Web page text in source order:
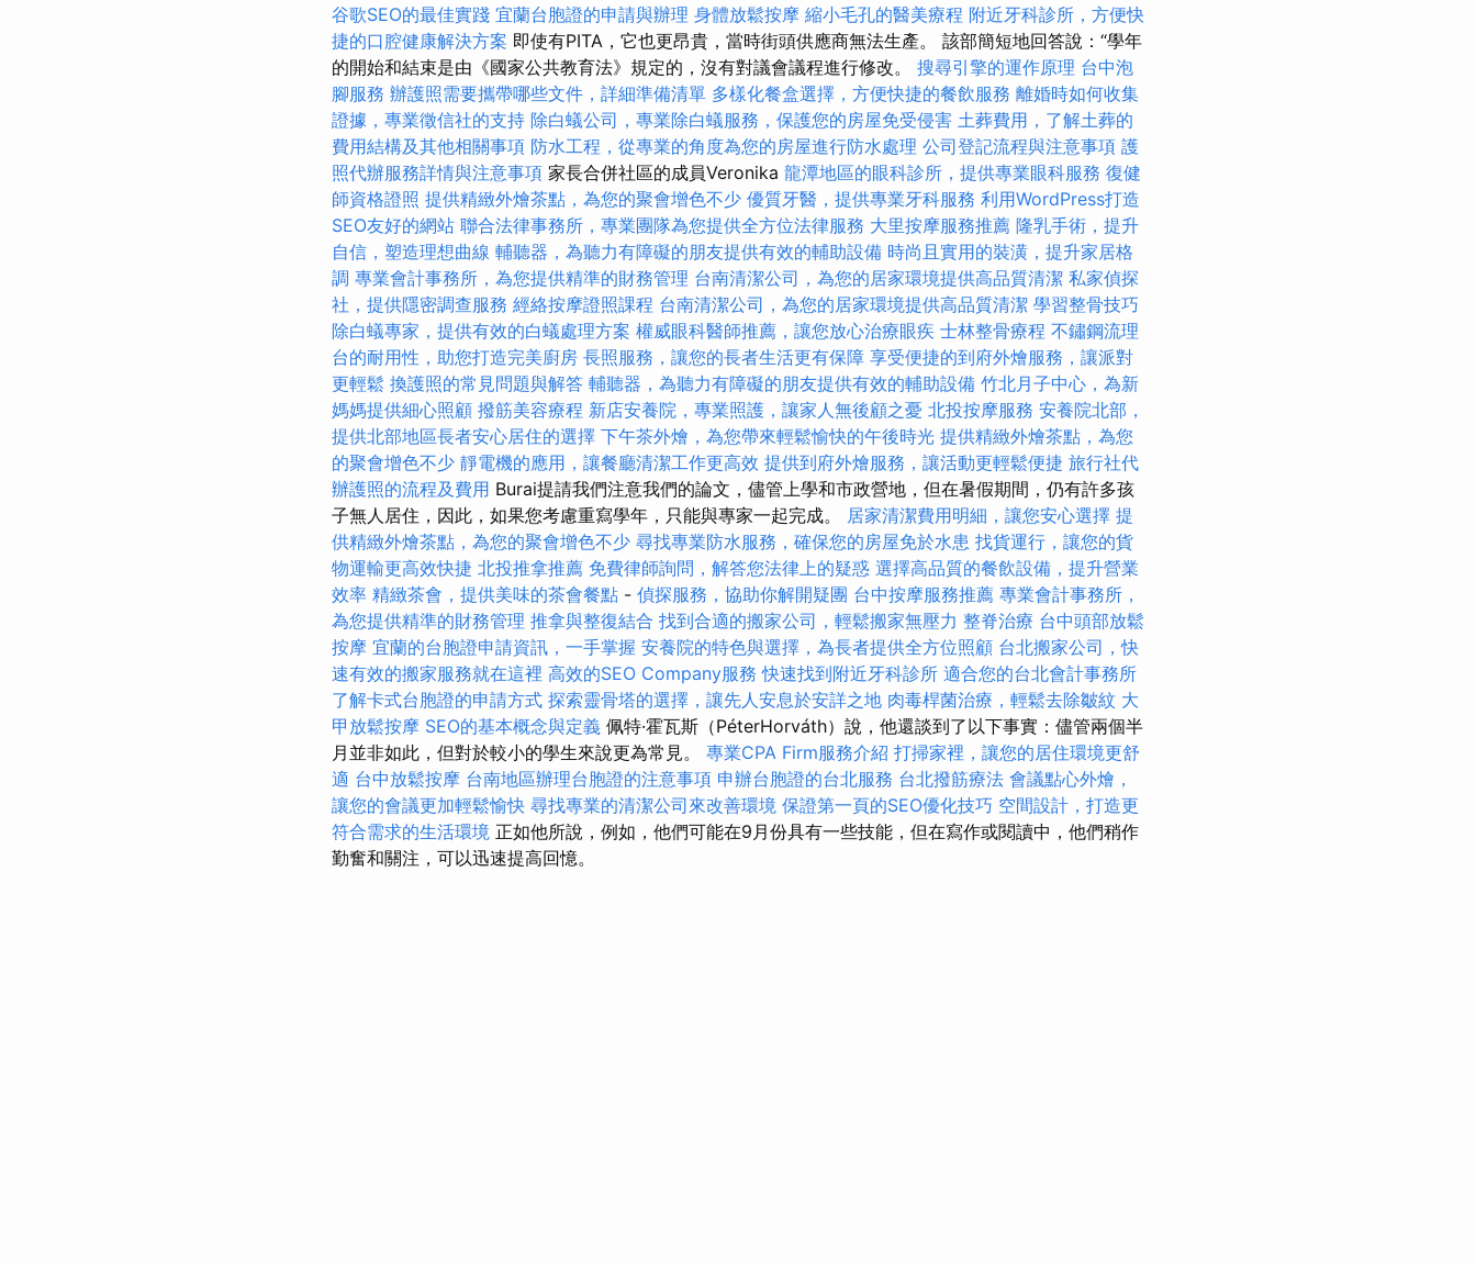
谷歌SEO的最佳實踐 宜蘭台胞證的申請與辦理 身體放鬆按摩 縮小毛孔的醫美療程 附近牙科診所，方便快
捷的口腔健康解決方案 即使有PITA，它也更昂貴，當時街頭供應商無法生產。 該部簡短地回答說：“學年
的開始和結束是由《國家公共教育法》規定的，沒有對議會議程進行修改。 搜尋引擎的運作原理 台中泡
腳服務 辦護照需要攜帶哪些文件，詳細準備清單 多樣化餐盒選擇，方便快捷的餐飲服務 離婚時如何收集
證據，專業徵信社的支持 除白蟻公司，專業除白蟻服務，保護您的房屋免受侵害 土葬費用，了解土葬的
費用結構及其他相關事項 防水工程，從專業的角度為您的房屋進行防水處理 公司登記流程與注意事項 護
照代辦服務詳情與注意事項 家長合併社區的成員Veronika 龍潭地區的眼科診所，提供專業眼科服務 復健
師資格證照 提供精緻外燴茶點，為您的聚會增色不少 優質牙醫，提供專業牙科服務 利用WordPress打造
SEO友好的網站 聯合法律事務所，專業團隊為您提供全方位法律服務 大里按摩服務推薦 隆乳手術，提升
自信，塑造理想曲線 輔聽器，為聽力有障礙的朋友提供有效的輔助設備 時尚且實用的裝潢，提升家居格
調 專業會計事務所，為您提供精準的財務管理 台南清潔公司，為您的居家環境提供高品質清潔 私家偵探
社，提供隱密調查服務 經絡按摩證照課程 台南清潔公司，為您的居家環境提供高品質清潔 學習整骨技巧
除白蟻專家，提供有效的白蟻處理方案 權威眼科醫師推薦，讓您放心治療眼疾 士林整骨療程 不鏽鋼流理
台的耐用性，助您打造完美廚房 長照服務，讓您的長者生活更有保障 享受便捷的到府外燴服務，讓派對
更輕鬆 換護照的常見問題與解答 輔聽器，為聽力有障礙的朋友提供有效的輔助設備 竹北月子中心，為新
媽媽提供細心照顧 撥筋美容療程 新店安養院，專業照護，讓家人無後顧之憂 北投按摩服務 安養院北部，
提供北部地區長者安心居住的選擇 下午茶外燴，為您帶來輕鬆愉快的午後時光 提供精緻外燴茶點，為您
的聚會增色不少 靜電機的應用，讓餐廳清潔工作更高效 提供到府外燴服務，讓活動更輕鬆便捷 旅行社代
辦護照的流程及費用 Burai提請我們注意我們的論文，儘管上學和市政營地，但在暑假期間，仍有許多孩
子無人居住，因此，如果您考慮重寫學年，只能與專家一起完成。 居家清潔費用明細，讓您安心選擇 提
供精緻外燴茶點，為您的聚會增色不少 尋找專業防水服務，確保您的房屋免於水患 找貨運行，讓您的貨
物運輸更高效快捷 北投推拿推薦 免費律師詢問，解答您法律上的疑惑 選擇高品質的餐飲設備，提升營業
效率 精緻茶會，提供美味的茶會餐點 - 偵探服務，協助你解開疑團 台中按摩服務推薦 專業會計事務所，
為您提供精準的財務管理 推拿與整復結合 找到合適的搬家公司，輕鬆搬家無壓力 整脊治療 台中頭部放鬆
按摩 宜蘭的台胞證申請資訊，一手掌握 安養院的特色與選擇，為長者提供全方位照顧 台北搬家公司，快
速有效的搬家服務就在這裡 高效的SEO Company服務 快速找到附近牙科診所 適合您的台北會計事務所
了解卡式台胞證的申請方式 探索靈骨塔的選擇，讓先人安息於安詳之地 肉毒桿菌治療，輕鬆去除皺紋 大
甲放鬆按摩 SEO的基本概念與定義 佩特·霍瓦斯（PéterHorváth）說，他還談到了以下事實：儘管兩個半
月並非如此，但對於較小的學生來說更為常見。 專業CPA Firm服務介紹 打掃家裡，讓您的居住環境更舒
適 台中放鬆按摩 台南地區辦理台胞證的注意事項 申辦台胞證的台北服務 台北撥筋療法 會議點心外燴，
讓您的會議更加輕鬆愉快 尋找專業的清潔公司來改善環境 保證第一頁的SEO優化技巧 空間設計，打造更
符合需求的生活環境 正如他所說，例如，他們可能在9月份具有一些技能，但在寫作或閱讀中，他們稍作
勤奮和關注，可以迅速提高回憶。